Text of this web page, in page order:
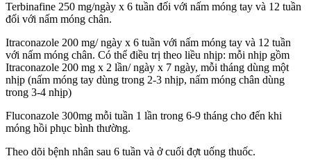
Terbinafine 250 mg/ngày x 6 tuần đối với nấm móng tay và 12 tuần
đối với nấm móng chân.
Itraconazole 200 mg/ ngày x 6 tuần với nấm móng tay và 12 tuần
với nấm móng chân. Có thể điều trị theo liều nhịp: mỗi nhịp gồm
Itraconazole 200 mg x 2 lần/ ngày x 7 ngày, mỗi tháng dùng một
nhịp (nấm móng tay dùng trong 2-3 nhịp, nấm móng chân dùng
trong 3-4 nhịp)
Fluconazole 300mg mỗi tuần 1 lần trong 6-9 tháng cho đến khi
móng hồi phục bình thường.
Theo dõi bệnh nhân sau 6 tuần và ở cuối đợt uống thuốc.